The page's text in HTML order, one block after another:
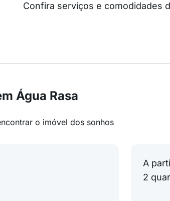
Confira serviços e comodidades
Água Rasa
o imóvel dos sonhos
A
2